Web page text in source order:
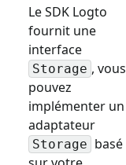
Le SDK Logto
fournit une
interface
Storage , vous
pouvez
implémenter un
adaptateur
Storage basé